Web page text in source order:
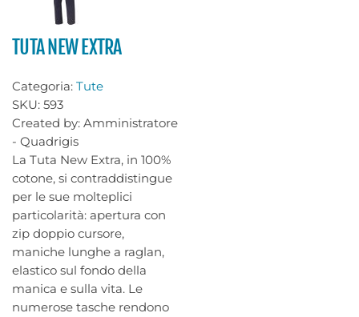
TUTA NEW EXTRA
Categoria: Tute
SKU: 593
Created by: Amministratore
- Quadrigis
La Tuta New Extra, in 100%
cotone, si contraddistingue
per le sue molteplici
particolarità: apertura con
zip doppio cursore,
maniche lunghe a raglan,
elastico sul fondo della
manica e sulla vita. Le
numerose tasche rendono